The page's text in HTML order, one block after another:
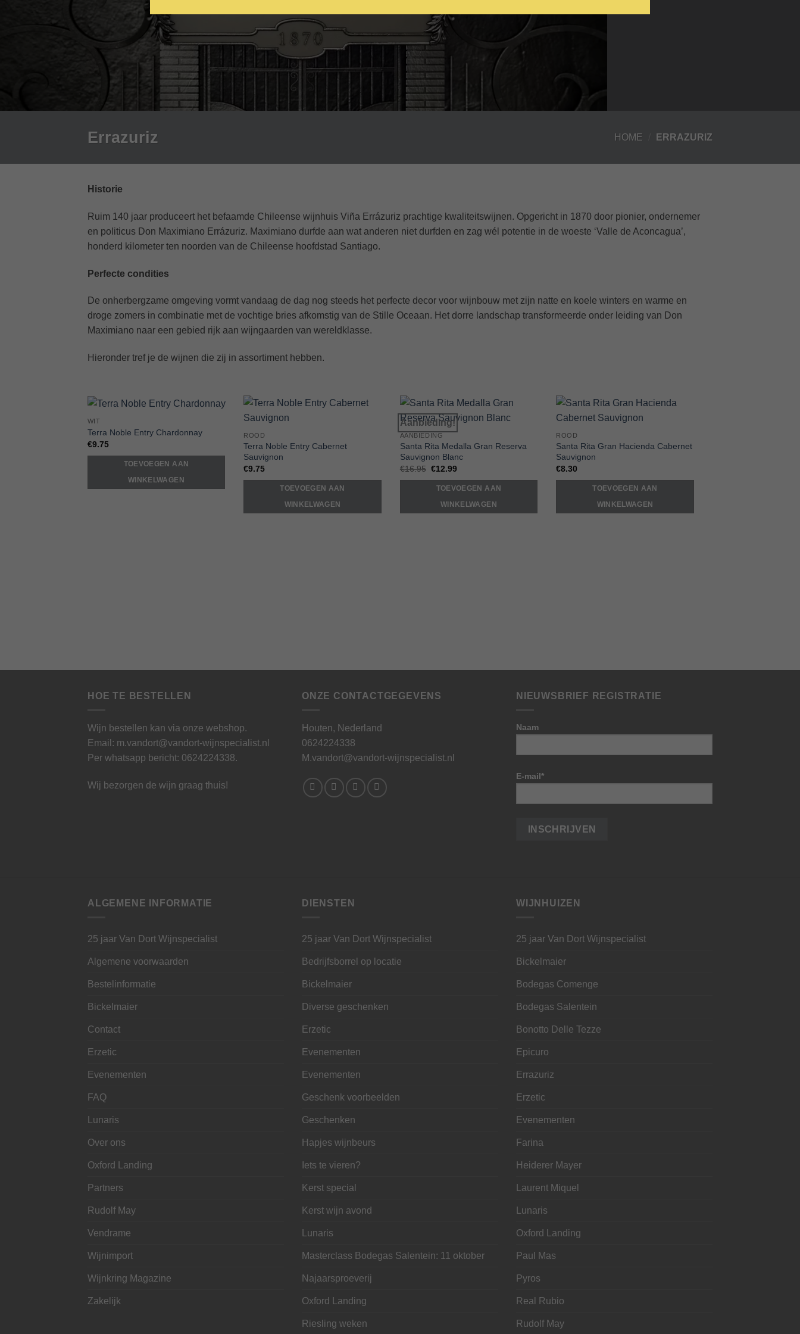
Errazuriz HOME ERRAZURIZ
Historie
Ruim 140 jaar produceert het befaamde Chileense wijnhuis Viña Errázuriz prachtige kwaliteitswijnen. Opgericht in 1870 door pionier, ondernemer
en politicus Don Maximiano Errázuriz. Maximiano durfde aan wat anderen niet durfden en zag wél potentie in de woeste ‘Valle de Aconcagua’,
honderd kilometer ten noorden van de Chileense hoofdstad Santiago.
Perfecte condities
De onherbergzame omgeving vormt vandaag de dag nog steeds het perfecte decor voor wijnbouw met zijn natte en koele winters en warme en
droge zomers in combinatie met de vochtige bries afkomstig van de Stille Oceaan. Het dorre landschap transformeerde onder leiding van Don
Maximiano naar een gebied rijk aan wijngaarden van wereldklasse.
Hieronder tref je de wijnen die zij in assortiment hebben.
Wishlist
WIT
Terra Noble Entry Chardonnay
€9.75
TOEVOEGEN AAN
WINKELWAGEN
ROOD
Terra Noble Entry Cabernet
Sauvignon
€9.75
TOEVOEGEN AAN
WINKELWAGEN
Aanbieding!
AANBIEDING
Santa Rita Medalla Gran Reserva
Sauvignon Blanc
€16.95 Oorspronkelijke
was:
€16.95.
€12.99Huidige
is:
€12.99.
TOEVOEGEN AAN
WINKELWAGEN
ROOD
Santa Rita Gran Hacienda Cabernet
Sauvignon
€8.30
TOEVOEGEN AAN
WINKELWAGEN
HOE TE BESTELLEN
Wijn bestellen kan via onze webshop.
Email: m.vandort@vandort-wijnspecialist.nl
Per whatsapp bericht: 0624224338.
Wij bezorgen de wijn graag thuis!
ONZE CONTACTGEGEVENS
Houten, Nederland
0624224338
M.vandort@vandort-wijnspecialist.nl
NIEUWSBRIEF REGISTRATIE
Naam
E-mail*
ALGEMENE INFORMATIE
25 jaar Van Dort Wijnspecialist
Algemene voorwaarden
Bestelinformatie
Bickelmaier
Contact
Erzetic
Evenementen
FAQ
Lunaris
Over ons
Oxford Landing
Partners
Rudolf May
Vendrame
Wijnimport
Wijnkring Magazine
Zakelijk
DIENSTEN
25 jaar Van Dort Wijnspecialist
Bedrijfsborrel op locatie
Bickelmaier
Diverse geschenken
Erzetic
Evenementen
Evenementen
Geschenk voorbeelden
Geschenken
Hapjes wijnbeurs
Iets te vieren?
Kerst special
Kerst wijn avond
Lunaris
Masterclass Bodegas Salentein: 11 oktober
Najaarsproeverij
Oxford Landing
Riesling weken
WIJNHUIZEN
25 jaar Van Dort Wijnspecialist
Bickelmaier
Bodegas Comenge
Bodegas Salentein
Bonotto Delle Tezze
Epicuro
Errazuriz
Erzetic
Evenementen
Farina
Heiderer Mayer
Laurent Miquel
Lunaris
Oxford Landing
Paul Mas
Pyros
Real Rubio
Rudolf May